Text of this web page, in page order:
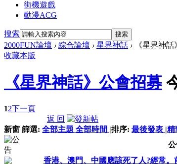
街機遊戲
動漫ACG
搜索 搜索
2000FUN論壇 › 綜合論壇 › 星界神話 › 《星界神
收藏本版
《星界神話》公會招募
12下一頁
返 回
新窗 篩選: 全部主題 全部時間 |排序: 最後發表 |精
香港、澳門、中國應該死了人?經常